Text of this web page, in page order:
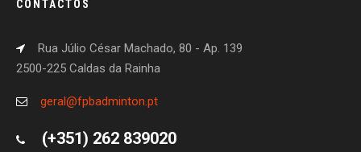
CONTACTOS
Rua Júlio César Machado, 80 - Ap. 139
2500-225 Caldas da Rainha
geral@fpbadminton.pt
(+351) 262 839020